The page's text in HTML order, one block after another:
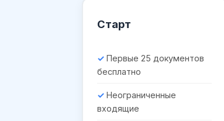
Старт
Первые 25 документов
бесплатно
Неограниченные
входящие